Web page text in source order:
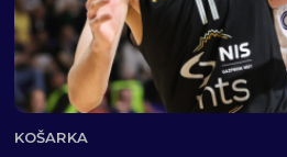
KOŠARKA